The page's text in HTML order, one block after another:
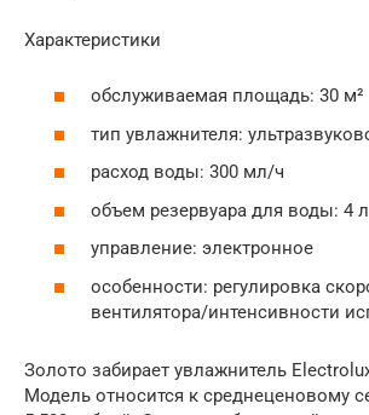
Характеристики
обслуживаемая площадь: 30 м²
тип увлажнителя:
расход воды: 300 мл/ч
объем резервуара для воды: 4 л
управление: электронное
особенности: регулировка
вентилятора/интенсивности
Золото забирает увлажнитель
Модель относится к среднеценовому